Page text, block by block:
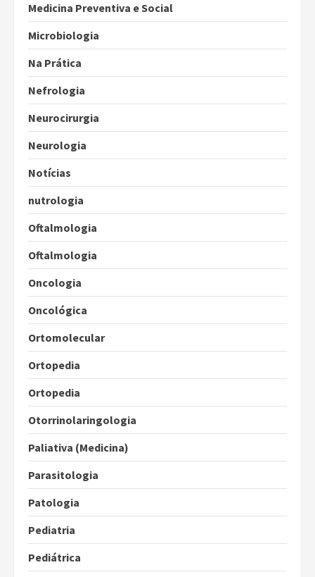
Medicina Preventiva e Social
Microbiologia
Na Prática
Nefrologia
Neurocirurgia
Neurologia
Notícias
nutrologia
Oftalmologia
Oftalmologia
Oncologia
Oncológica
Ortomolecular
Ortopedia
Ortopedia
Otorrinolaringologia
Paliativa (Medicina)
Parasitologia
Patologia
Pediatria
Pediátrica